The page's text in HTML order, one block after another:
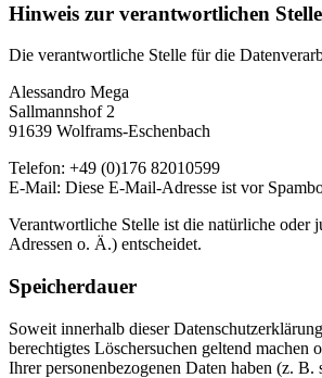
Hinweis zur verantwortlichen Stelle
Die verantwortliche Stelle für die
Alessandro Mega
Sallmannshof 2
91639 Wolframs-Eschenbach
Telefon: +49 (0)176 82010599
E-Mail: Diese E-Mail-Adresse ist vor
Verantwortliche Stelle ist die natürliche oder
Adressen o. Ä.) entscheidet.
Speicherdauer
Soweit innerhalb dieser
berechtigtes Löschersuchen geltend
Ihrer personenbezogenen Daten haben (z.